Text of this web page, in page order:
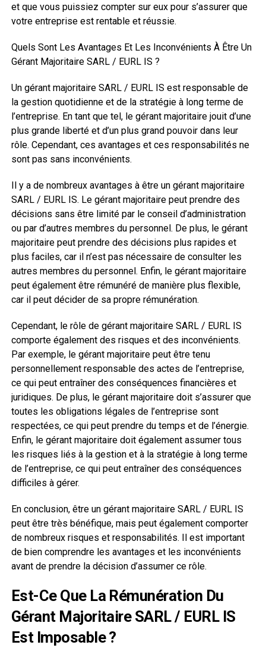
et que vous puissiez compter sur eux pour s’assurer que
votre entreprise est rentable et réussie.
Quels Sont Les Avantages Et Les Inconvénients À Être Un
Gérant Majoritaire SARL / EURL IS ?
Un gérant majoritaire SARL / EURL IS est responsable de
la gestion quotidienne et de la stratégie à long terme de
l’entreprise. En tant que tel, le gérant majoritaire jouit d’une
plus grande liberté et d’un plus grand pouvoir dans leur
rôle. Cependant, ces avantages et ces responsabilités ne
sont pas sans inconvénients.
Il y a de nombreux avantages à être un gérant majoritaire
SARL / EURL IS. Le gérant majoritaire peut prendre des
décisions sans être limité par le conseil d’administration
ou par d’autres membres du personnel. De plus, le gérant
majoritaire peut prendre des décisions plus rapides et
plus faciles, car il n’est pas nécessaire de consulter les
autres membres du personnel. Enfin, le gérant majoritaire
peut également être rémunéré de manière plus flexible,
car il peut décider de sa propre rémunération.
Cependant, le rôle de gérant majoritaire SARL / EURL IS
comporte également des risques et des inconvénients.
Par exemple, le gérant majoritaire peut être tenu
personnellement responsable des actes de l’entreprise,
ce qui peut entraîner des conséquences financières et
juridiques. De plus, le gérant majoritaire doit s’assurer que
toutes les obligations légales de l’entreprise sont
respectées, ce qui peut prendre du temps et de l’énergie.
Enfin, le gérant majoritaire doit également assumer tous
les risques liés à la gestion et à la stratégie à long terme
de l’entreprise, ce qui peut entraîner des conséquences
difficiles à gérer.
En conclusion, être un gérant majoritaire SARL / EURL IS
peut être très bénéfique, mais peut également comporter
de nombreux risques et responsabilités. Il est important
de bien comprendre les avantages et les inconvénients
avant de prendre la décision d’assumer ce rôle.
Est-Ce Que La Rémunération Du
Gérant Majoritaire SARL / EURL IS
Est Imposable ?